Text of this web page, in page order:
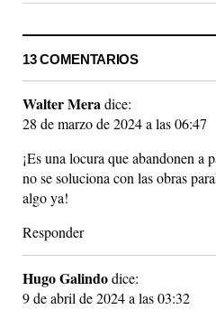
13 COMENTARIOS
Walter Mera dice:
28 de marzo de 2024 a las 06:47
¡Es una locura que abandonen a
no se soluciona con las obras
algo ya!
Responder
Hugo Galindodice:
9 de abril de 2024 a las 03:32